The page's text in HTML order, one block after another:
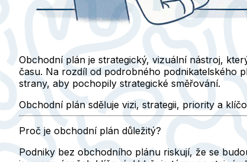
Obchodní plán je strategický, vizuální nástroj,
času. Na rozdíl od podrobného podnikatelského
strany, aby pochopily strategické směřování.
Obchodní plán sděluje vizi, strategii, priority a
Proč je obchodní plán důležitý?
Podniky bez obchodního plánu riskují, že se